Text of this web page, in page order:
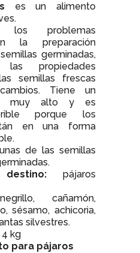
es un alimento
los problemas
la preparación
germinadas,
propiedades
semillas frescas
Tiene un
muy alto y es
porque los
en una forma
de las semillas
pájaros
cañamón,
sésamo, achicoria,
silvestres.
4 kg
para pájaros